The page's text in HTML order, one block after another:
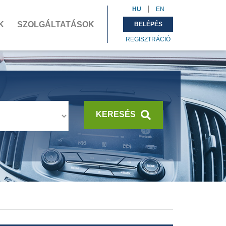
HU EN
BELÉPÉS
REGISZTRÁCIÓ
SZOLGÁLTATÁSOK
KERESÉS